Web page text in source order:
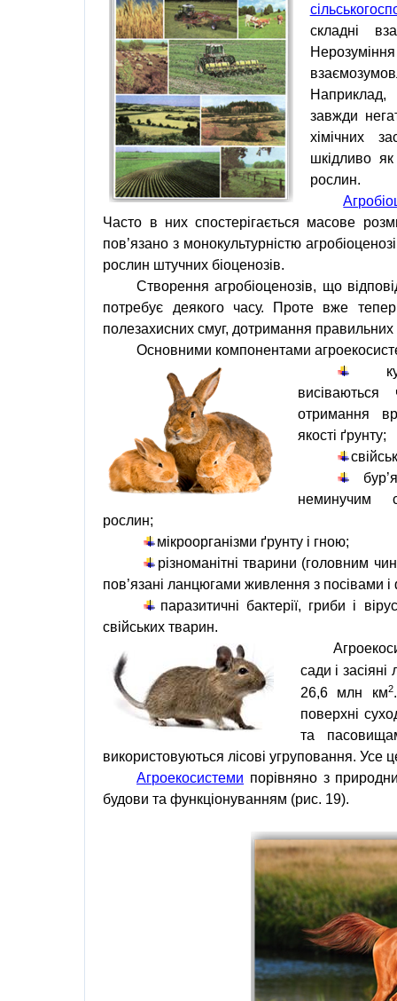
складні
завжди
хімічних
шкідливо
рослин.
Часто в них спостерігається масове
пов’язано з монокультурністю
рослин штучних біоценозів.
Створення агробіоценозів, що
потребує деякого часу. Проте вже
полезахисних смуг, дотримання правильних
Основними компонентами
отримання
якості ґрунту;
неминучим
рослин;
мікроорганізми ґрунту і гною;
різноманітні тварини (головним
пов’язані ланцюгами живлення з посівами
паразитичні бактерії, гриби і
свійських тварин.
сади і
26,6 млн км2
поверхні
та
використовуються лісові угруповання. Усе
Агроекосистеми порівняно з
будови та функціонуванням (рис. 19).